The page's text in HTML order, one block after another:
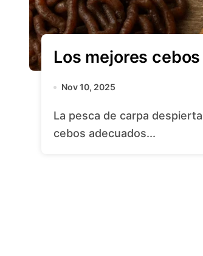
Los mejores
Nov 10, 2025
La pesca de carpa despierta pasiones entre aficionados de todas las edades. Usar
cebos adecuados...